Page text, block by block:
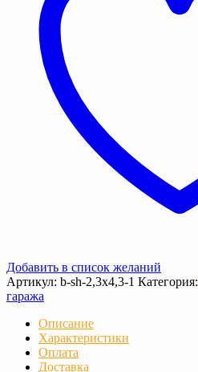
Добавить в список желаний
Артикул: b-sh-2,3x4,3-1 Категория:
гаража
Описание
Характеристики
Оплата
Доставка